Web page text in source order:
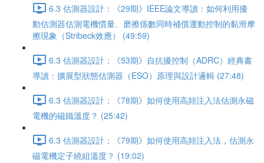
6.3 估測器設計：《29期》IEEE論文導讀：如何利用擾
動估測器估測電機慣量、磨擦係數同時補償運動控制的黏滑摩
擦現象（Stribeck效應） (49:59)
6.3 估測器設計：《53期》自抗擾控制（ADRC）經典書
導讀：擴展型狀態估測器（ESO）原理與設計邏輯 (27:48)
6.3 估測器設計：《78期》如何使用高頻注入法估測永磁
電機的磁鐵溫度？ (25:42)
6.3 估測器設計：《79期》如何使用高頻注入法，估測永
磁電機定子繞組溫度？ (19:02)